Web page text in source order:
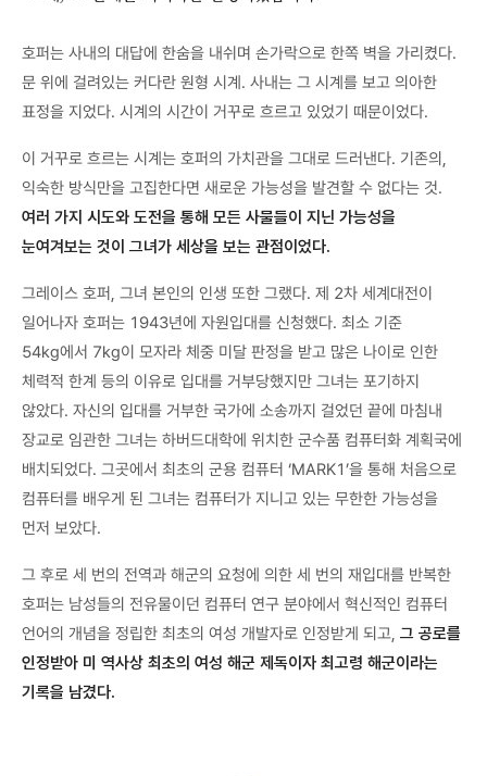
호퍼는 사내의 대답에 한숨을 내쉬며 손가락으로 한쪽 벽을 가리켰다.
문 위에 걸려있는 커다란 원형 시계. 사내는 그 시계를 보고 의아한
표정을 지었다. 시계의 시간이 거꾸로 흐르고 있었기 때문이었다.
이 거꾸로 흐르는 시계는 호퍼의 가치관을 그대로 드러낸다. 기존의,
익숙한 방식만을 고집한다면 새로운 가능성을 발견할 수 없다는 것.
여러 가지 시도와 도전을 통해 모든 사물들이 지닌 가능성을
눈여겨보는 것이 그녀가 세상을 보는 관점이었다.
그레이스 호퍼, 그녀 본인의 인생 또한 그랬다. 제 2차 세계대전이
일어나자 호퍼는 1943년에 자원입대를 신청했다. 최소 기준
54kg에서 7kg이 모자라 체중 미달 판정을 받고 많은 나이로 인한
체력적 한계 등의 이유로 입대를 거부당했지만 그녀는 포기하지
않았다. 자신의 입대를 거부한 국가에 소송까지 걸었던 끝에 마침내
장교로 임관한 그녀는 하버드대학에 위치한 군수품 컴퓨터화 계획국에
배치되었다. 그곳에서 최초의 군용 컴퓨터 ‘MARK1’을 통해 처음으로
컴퓨터를 배우게 된 그녀는 컴퓨터가 지니고 있는 무한한 가능성을
먼저 보았다.
그 후로 세 번의 전역과 해군의 요청에 의한 세 번의 재입대를 반복한
호퍼는 남성들의 전유물이던 컴퓨터 연구 분야에서 혁신적인 컴퓨터
언어의 개념을 정립한 최초의 여성 개발자로 인정받게 되고, 그 공로를
인정받아 미 역사상 최초의 여성 해군 제독이자 최고령 해군이라는
기록을 남겼다.